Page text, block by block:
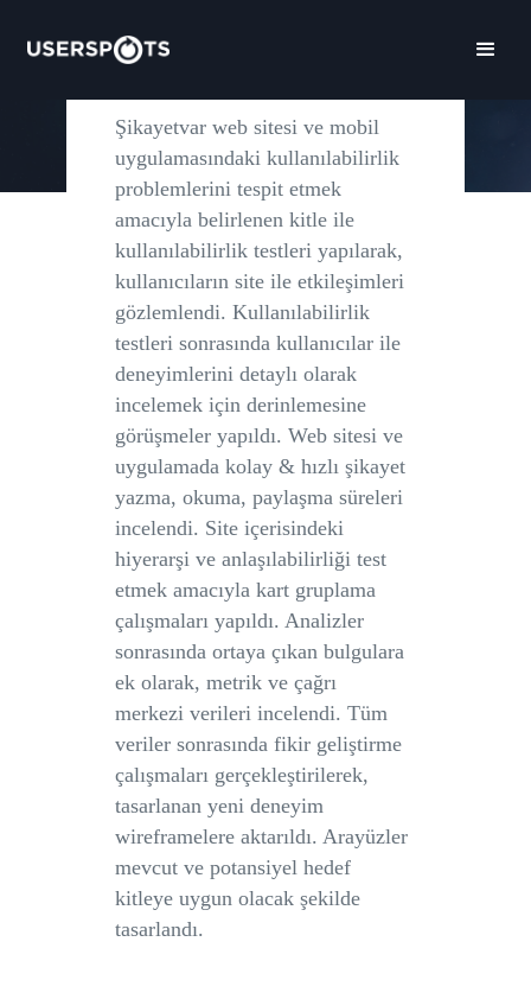
yeni deneyimler arayüzlere aktarıldı.
Şikayetvar web sitesi ve mobil
uygulamasındaki kullanılabilirlik
problemlerini tespit etmek
amacıyla belirlenen kitle ile
kullanılabilirlik testleri yapılarak,
kullanıcıların site ile etkileşimleri
gözlemlendi. Kullanılabilirlik
testleri sonrasında kullanıcılar ile
deneyimlerini detaylı olarak
incelemek için derinlemesine
görüşmeler yapıldı. Web sitesi ve
uygulamada kolay & hızlı şikayet
yazma, okuma, paylaşma süreleri
incelendi. Site içerisindeki
hiyerarşi ve anlaşılabilirliği test
etmek amacıyla kart gruplama
çalışmaları yapıldı. Analizler
sonrasında ortaya çıkan bulgulara
ek olarak, metrik ve çağrı
merkezi verileri incelendi. Tüm
veriler sonrasında fikir geliştirme
çalışmaları gerçekleştirilerek,
tasarlanan yeni deneyim
wireframelere aktarıldı. Arayüzler
mevcut ve potansiyel hedef
kitleye uygun olacak şekilde
tasarlandı.